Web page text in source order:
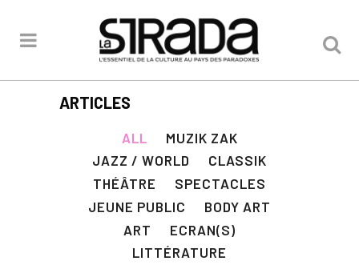
ARTICLES
ALL
MUZIK ZAK
JAZZ / WORLD
CLASSIK
THÉÂTRE
SPECTACLES
JEUNE PUBLIC
BODY ART
ART
ECRAN(S)
LITTÉRATURE